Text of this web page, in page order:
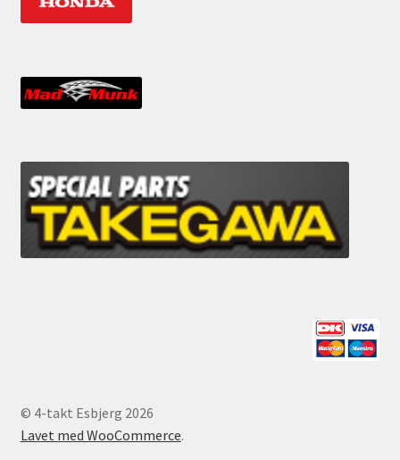
© 4-takt Esbjerg 2026
Lavet med WooCommerce.